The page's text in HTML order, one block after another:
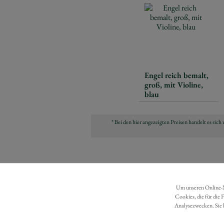
Engel reich bemalt,
groß, mit Violine,
blau
* Bei den hier angezeigten Preisen handelt es
Um unseren
Cookies, die für die
Analysezwecken.